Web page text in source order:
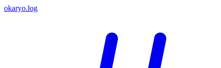
okaryo.log